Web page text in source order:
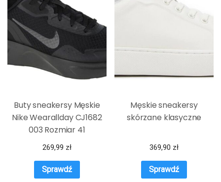
Buty sneakersy Męskie
Nike Wearallday CJ1682
003 Rozmiar 41
269,99 zł
Sprawdź
Męskie sneakersy
skórzane klasyczne
369,90 zł
Sprawdź